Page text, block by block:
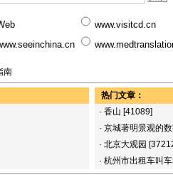
www.visitcd.cn
南
热门文章：
· 香山 [41089]
· 京城著明景观的
· 北京大观园
· 杭州市出租车叫